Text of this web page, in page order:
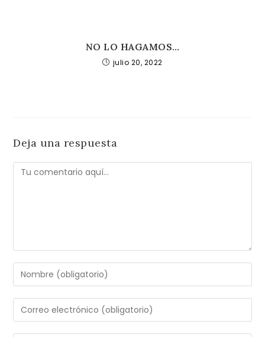
NO LO HAGAMOS…
julio 20, 2022
Deja una respuesta
Comentario
Introduce
tu
nombre
Introduce
tu
dirección